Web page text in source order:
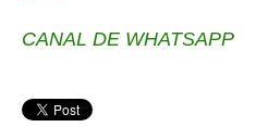
CANAL DE WHATSAPP